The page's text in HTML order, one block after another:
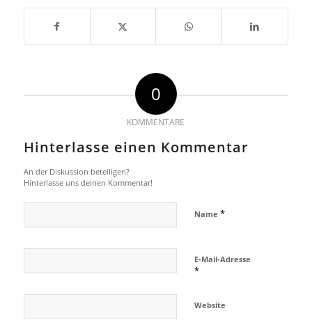
0
KOMMENTARE
Hinterlasse einen Kommentar
An der Diskussion beteiligen?
Hinterlasse uns deinen Kommentar!
Name *
E-Mail-Adresse
*
Website